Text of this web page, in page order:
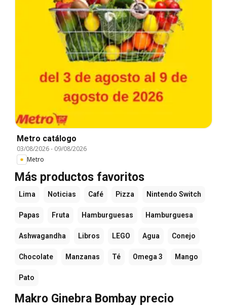
Metro catálogo
03/08/2026- 09/08/2026
Metro
Más productos favoritos
Lima Noticias Café Pizza Nintendo Switch
Papas Fruta Hamburguesas Hamburguesa
Ashwagandha Libros LEGO Agua Conejo
Chocolate Manzanas Té Omega 3 Mango
Pato
Makro Ginebra Bombay precio